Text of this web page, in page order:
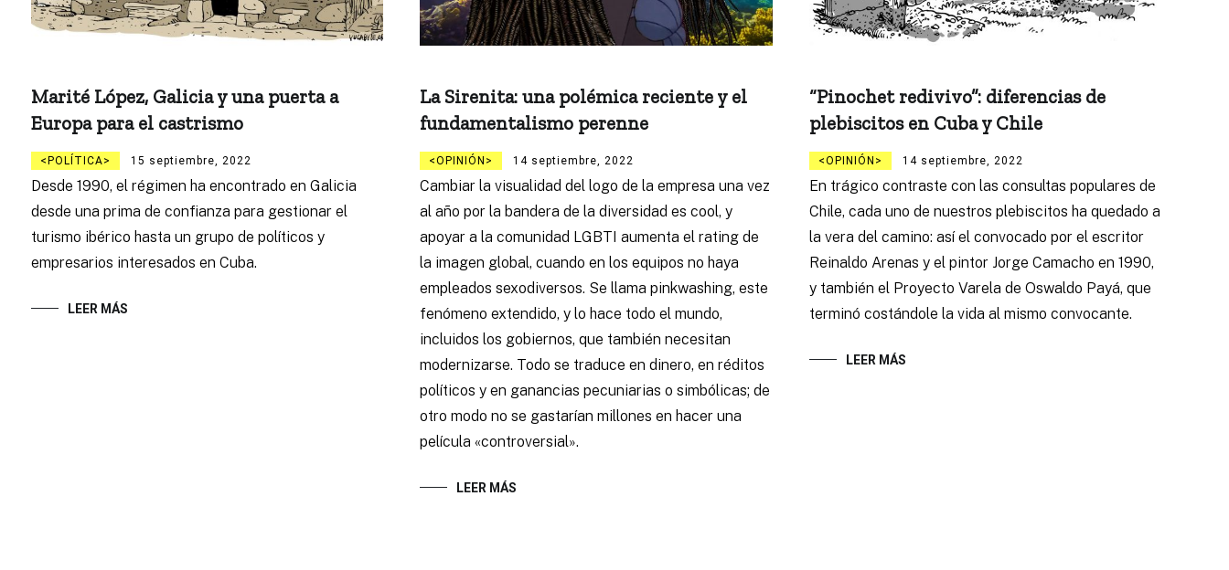
Marité López, Galicia y una puerta a
Europa para el castrismo
POLÍTICA 15 septiembre, 2022
Desde 1990, el régimen ha encontrado en Galicia
desde una prima de confianza para gestionar el
turismo ibérico hasta un grupo de políticos y
empresarios interesados en Cuba.
LEER MÁS
La Sirenita: una polémica reciente y el
fundamentalismo perenne
OPINIÓN 14 septiembre, 2022
Cambiar la visualidad del logo de la empresa una vez
al año por la bandera de la diversidad es cool, y
apoyar a la comunidad LGBTI aumenta el rating de
la imagen global, cuando en los equipos no haya
empleados sexodiversos. Se llama pinkwashing, este
fenómeno extendido, y lo hace todo el mundo,
incluidos los gobiernos, que también necesitan
modernizarse. Todo se traduce en dinero, en réditos
políticos y en ganancias pecuniarias o simbólicas; de
otro modo no se gastarían millones en hacer una
película «controversial».
LEER MÁS
“Pinochet redivivo”: diferencias de
plebiscitos en Cuba y Chile
OPINIÓN 14 septiembre, 2022
En trágico contraste con las consultas populares de
Chile, cada uno de nuestros plebiscitos ha quedado a
la vera del camino: así el convocado por el escritor
Reinaldo Arenas y el pintor Jorge Camacho en 1990,
y también el Proyecto Varela de Oswaldo Payá, que
terminó costándole la vida al mismo convocante.
LEER MÁS